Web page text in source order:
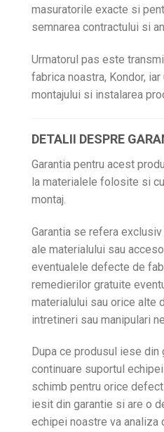
masuratorile exacte si
semnarea contractului si
Urmatorul pas este
fabrica noastra, Kondor,
montajului si instalarea
DETALII DESPRE
Garantia pentru acest
la materialele folosite si
montaj.
Garantia se refera
ale materialului sau
eventualele defecte de
remedierilor gratuite
materialului sau orice alte
intretineri sau manipulari
Dupa ce produsul iese din
continuare suportul
schimb pentru orice
iesit din garantie si are o
echipei noastre va analiza